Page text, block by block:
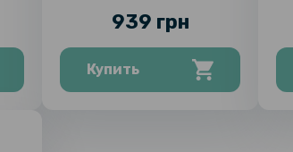
939 грн
Купить